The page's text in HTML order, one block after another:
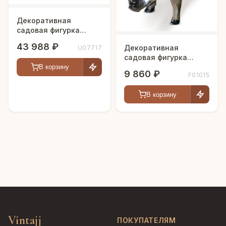
Декоративная
садовая фигурка
43 988 ₽ U07717
В корзину
Декоративная
садовая фигурка
9 860 ₽ F01015
В корзину
Vintajj ПОКУПАТЕЛЯМ